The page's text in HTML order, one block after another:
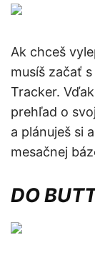
Ak chceš
musíš začať
Tracker.
prehľad o
a plánuješ si
mesačnej
DO